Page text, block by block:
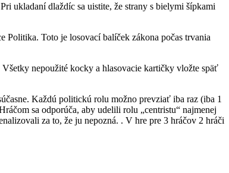
ukladaní dlaždíc sa uistite, že strany s bielymi šípkami
Politika. Toto je losovací balíček zákona počas trvania
nepoužité kocky a hlasovacie kartičky vložte späť
Každú politickú rolu možno prevziať iba raz (iba 1
sa odporúča, aby udelili rolu „centristu“ najmenej
za to, že ju nepozná. . V hre pre 3 hráčov 2 hráči